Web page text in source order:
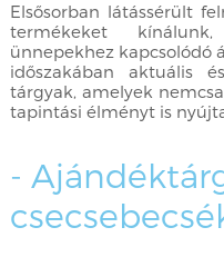
Elsősorban látássérült
termékeket
ünnepekhez kapcsolódó
időszakában aktuális
tárgyak, amelyek
tapintási élményt is
-